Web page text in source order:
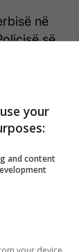
në
së
rregullt
për
janë
your
and content